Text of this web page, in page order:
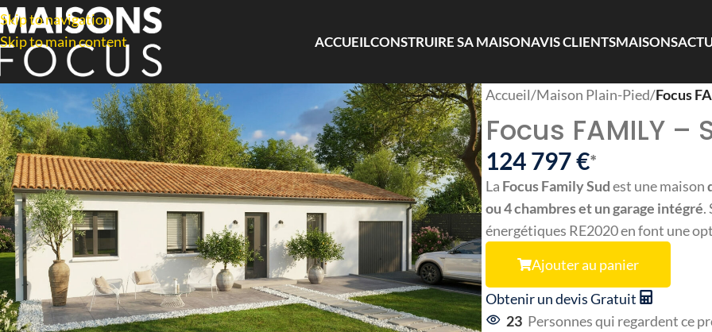
Skip to navigation
Skip to main content
ACCUEILCONSTRUIRE SA MAISONAVIS CLIENTSMAISONS
Accueil/Maison Plain-Pied/Focus
Focus FAMILY –
124 797€*
La Focus Family Sudest une maison
ou 4 chambres et un garage intégré.
énergétiques RE2020 en font une
Ajouter au panier
Obtenir un devis Gratuit
23 Personnes qui regardent ce